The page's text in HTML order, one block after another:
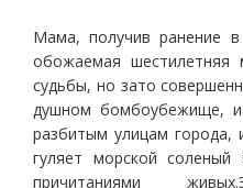
Мама, получив ранение
обожаемая
судьбы, но зато
душном бомбоубежище,
разбитым улицам города,
гуляет морской
причитаниями